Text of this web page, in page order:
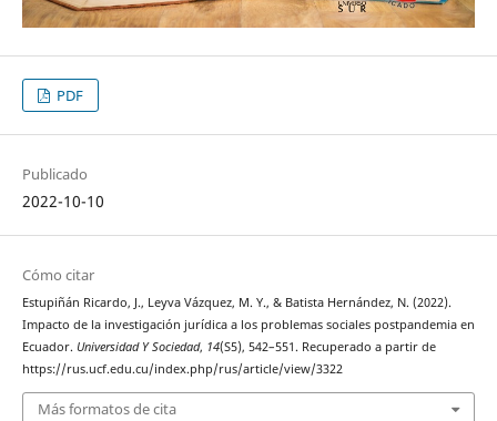
PDF
Publicado
2022-10-10
Cómo citar
Estupiñán Ricardo, J., Leyva Vázquez, M. Y., & Batista Hernández, N. (2022).
Impacto de la investigación jurídica a los problemas sociales postpandemia en
Ecuador. Universidad Y Sociedad, 14(S5), 542–551. Recuperado a partir de
https://rus.ucf.edu.cu/index.php/rus/article/view/3322
Más formatos de cita